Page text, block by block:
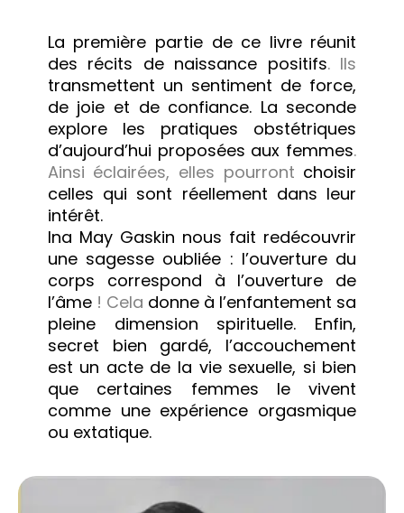
La première partie de ce livre réunit
des récits de naissance positifs. Ils
transmettent un sentiment de force,
de joie et de confiance. La seconde
explore les pratiques obstétriques
d’aujourd’hui proposées aux femmes.
Ainsi éclairées, elles pourront choisir
celles qui sont réellement dans leur
intérêt.
Ina May Gaskin nous fait redécouvrir
une sagesse oubliée : l’ouverture du
corps correspond à l’ouverture de
l’âme! Cela donne à l’enfantement sa
pleine dimension spirituelle. Enfin,
secret bien gardé, l’accouchement
est un acte de la vie sexuelle, si bien
que certaines femmes le vivent
comme une expérience orgasmique
ou extatique.